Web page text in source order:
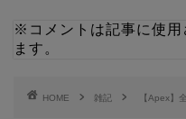
t
※コメントは記事に使用
ます。
HOME 雑記 【Apex】